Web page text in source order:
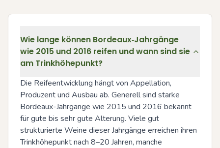
Wie lange können Bordeaux‑Jahrgänge
wie 2015 und 2016 reifen und wann sind sie
am Trinkhöhepunkt?
Die Reifeentwicklung hängt von Appellation,
Produzent und Ausbau ab. Generell sind starke
Bordeaux-Jahrgänge wie 2015 und 2016 bekannt
für gute bis sehr gute Alterung. Viele gut
strukturierte Weine dieser Jahrgänge erreichen ihren
Trinkhöhepunkt nach 8–20 Jahren, manche